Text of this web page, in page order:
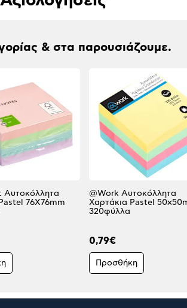
& στα παρουσιάζουμε.
Αυτοκόλλητα
76X76mm
@Work Αυτοκόλλητα
Χαρτάκια Pastel
320φύλλα
0,79€
Προσθήκη